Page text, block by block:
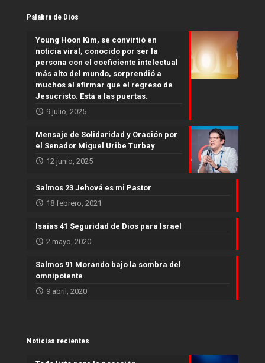
Palabra de Dios
Young Hoon Kim, se convirtió en
noticia viral, conocido por ser la
persona con el coeficiente intelectual
más alto del mundo, sorprendió a
muchos al afirmar que el regreso de
Jesucristo. Está a las puertas.
9 julio, 2025
Mensaje de Solidaridad y Oración por
el Senador Miguel Uribe Turbay
12 junio, 2025
Salmos 23 Jehová es mi Pastor
18 febrero, 2021
Isaías 41 Seguridad de Dios para Israel
2 mayo, 2020
Salmos 91 Morando bajo la sombra del
omnipotente
9 abril, 2020
Noticias recientes